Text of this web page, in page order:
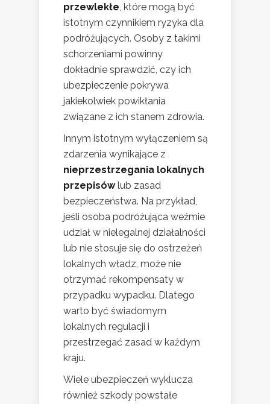
przewlekłe , które mogą być
istotnym czynnikiem ryzyka dla
podróżujących. Osoby z takimi
schorzeniami powinny
dokładnie sprawdzić, czy ich
ubezpieczenie pokrywa
jakiekolwiek powikłania
związane z ich stanem zdrowia.
Innym istotnym wyłączeniem są
zdarzenia wynikające z
nieprzestrzegania lokalnych
przepisówlub zasad
bezpieczeństwa. Na przykład,
jeśli osoba podróżująca weźmie
udział w nielegalnej działalności
lub nie stosuje się do ostrzeżeń
lokalnych władz, może nie
otrzymać rekompensaty w
przypadku wypadku. Dlatego
warto być świadomym
lokalnych regulacji i
przestrzegać zasad w każdym
kraju.
Wiele ubezpieczeń wyklucza
również szkody powstałe